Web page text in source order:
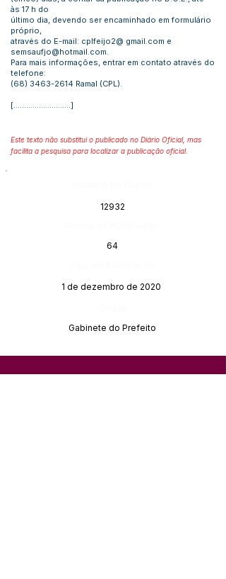
às 17 h do
último dia, devendo ser encaminhado em formulário
próprio,
através do E-mail: cplfeijo2@ gmail.com e
semsaufjo@hotmail.com.
Para mais informações, entrar em contato através do
telefone:
(68) 3463-2614 Ramal (CPL).
[...........................]
Este texto não substitui o publicado no Diário Oficial, mas
facilita a pesquisa para localizar a publicação oficial.
12932
64
1 de dezembro de 2020
Gabinete do Prefeito